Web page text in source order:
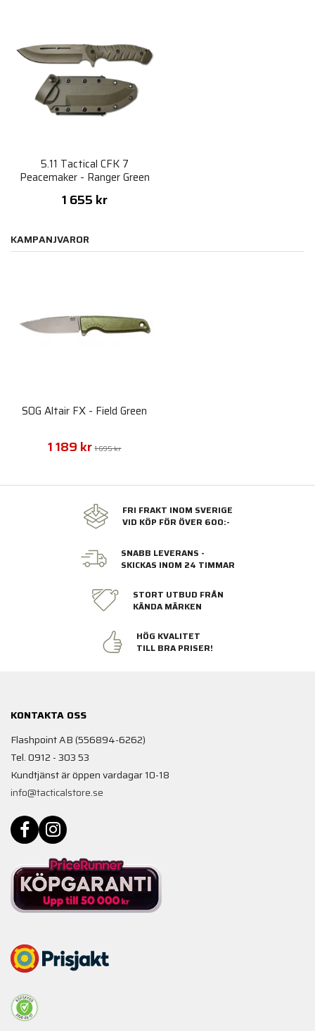
5.11 Tactical CFK 7
Peacemaker - Ranger Green
1 655 kr
KAMPANJVAROR
SOG Altair FX - Field Green
1 189 kr 1 695 kr
FRI FRAKT INOM SVERIGE
VID KÖP FÖR ÖVER 600:-
SNABB LEVERANS -
SKICKAS INOM 24 TIMMAR
STORT UTBUD FRÅN
KÄNDA MÄRKEN
HÖG KVALITET
TILL BRA PRISER!
KONTAKTA OSS
Flashpoint AB (556894-6262)
Tel. 0912 - 303 53
Kundtjänst är öppen vardagar 10-18
info@tacticalstore.se